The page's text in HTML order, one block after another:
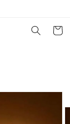
Carrello